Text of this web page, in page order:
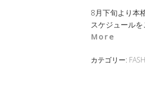
8月下旬より本
スケジュールを
More
カテゴリー: